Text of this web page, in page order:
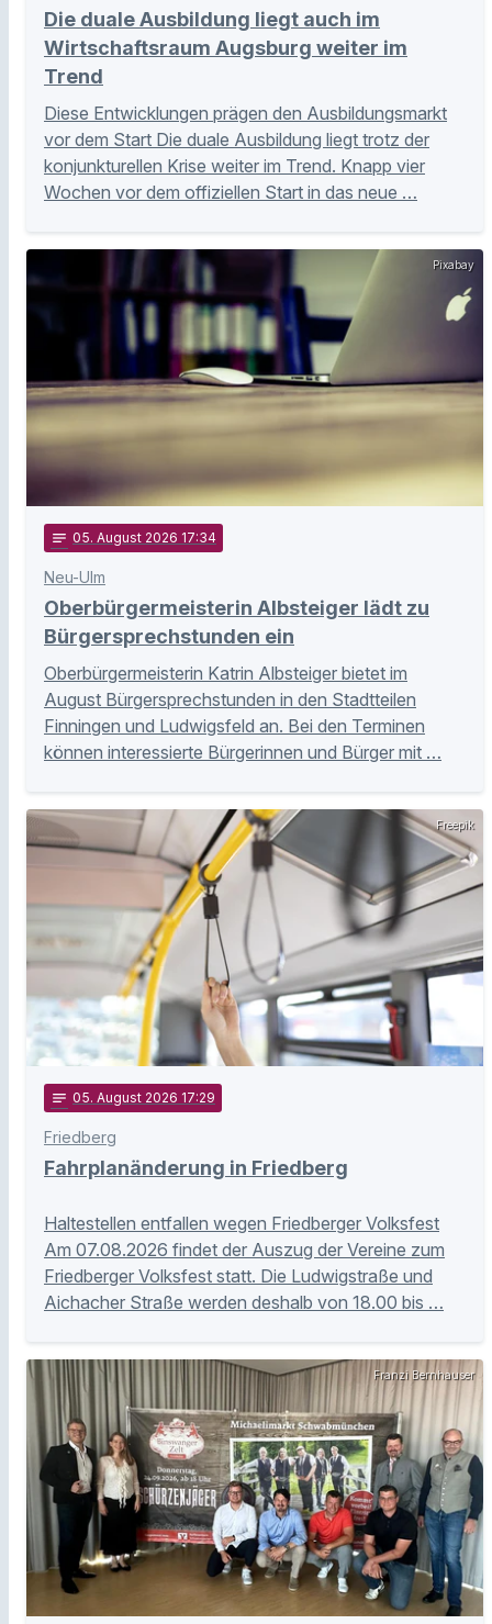
Die duale Ausbildung liegt auch im
Wirtschaftsraum Augsburg weiter im
Trend
Diese Entwicklungen prägen den Ausbildungsmarkt
vor dem Start Die duale Ausbildung liegt trotz der
konjunkturellen Krise weiter im Trend. Knapp vier
Wochen vor dem offiziellen Start in das neue …
Pixabay
notes 05. August 2026 17:34
Neu-Ulm
Oberbürgermeisterin Albsteiger lädt zu
Bürgersprechstunden ein
Oberbürgermeisterin Katrin Albsteiger bietet im
August Bürgersprechstunden in den Stadtteilen
Finningen und Ludwigsfeld an. Bei den Terminen
können interessierte Bürgerinnen und Bürger mit …
Freepik
notes 05. August 2026 17:29
Friedberg
Fahrplanänderung in Friedberg
Haltestellen entfallen wegen Friedberger Volksfest
Am 07.08.2026 findet der Auszug der Vereine zum
Friedberger Volksfest statt. Die Ludwigstraße und
Aichacher Straße werden deshalb von 18.00 bis …
Franzi Bernhauser